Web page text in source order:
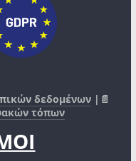
δεδομένων |📄
τόπων